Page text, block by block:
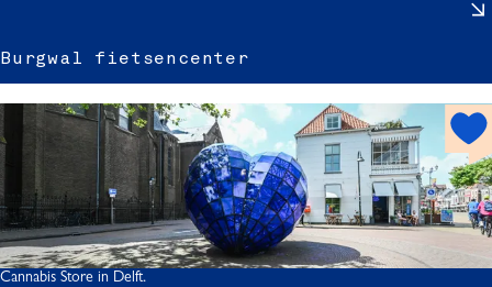
l
i
s
t
l
f
Burgwal fietsencenter
r
g
a
l
f
i
h
t
s
p
t
Cannabis Store in Delft.